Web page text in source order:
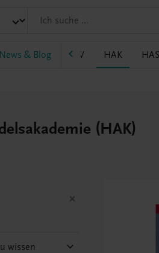
News & Blog
EWF/ZWF FW HAK HAS
(HAK)
wissen